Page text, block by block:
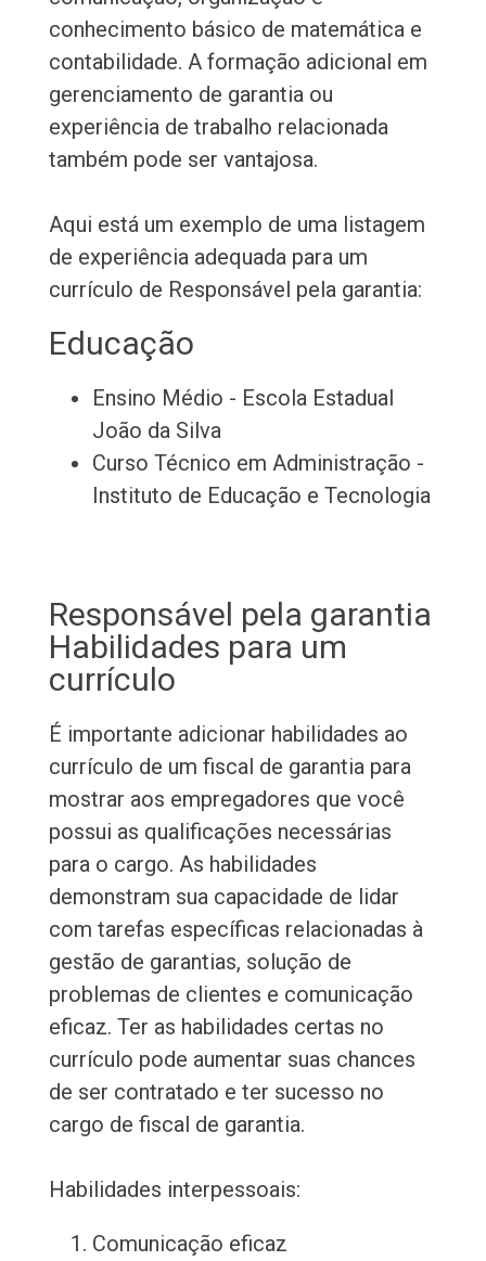
conhecimento básico de matemática e
contabilidade. A formação adicional em
gerenciamento de garantia ou
experiência de trabalho relacionada
também pode ser vantajosa.
Aqui está um exemplo de uma listagem
de experiência adequada para um
currículo de Responsável pela garantia:
Educação
Ensino Médio - Escola Estadual
João da Silva
Curso Técnico em Administração -
Instituto de Educação e Tecnologia
Responsável pela garantia
Habilidades para um
currículo
É importante adicionar habilidades ao
currículo de um fiscal de garantia para
mostrar aos empregadores que você
possui as qualificações necessárias
para o cargo. As habilidades
demonstram sua capacidade de lidar
com tarefas específicas relacionadas à
gestão de garantias, solução de
problemas de clientes e comunicação
eficaz. Ter as habilidades certas no
currículo pode aumentar suas chances
de ser contratado e ter sucesso no
cargo de fiscal de garantia.
Habilidades interpessoais:
Comunicação eficaz